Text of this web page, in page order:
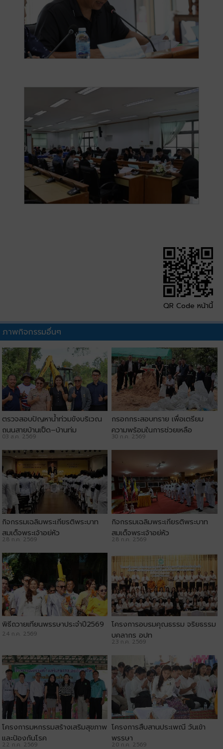
QR Code หน้านี้
ภาพกิจกรรมอื่นๆ
ตรวจสอบปัญหาน้ำท่วมขังบริเวณ
ถนนสายบ้านเป็ด–บ้านทุ่ม
03 ส.ค. 2569
กรอกกระสอบทราย เพื่อเตรียม
ความพร้อมในการช่วยเหลือ
ประชาชน
30 ก.ค. 2569
กิจกรรมเฉลิมพระเกียรติพระบาท
สมเด็จพระเจ้าอยู่หัว
28 ก.ค. 2569
กิจกรรมเฉลิมพระเกียรติพระบาท
สมเด็จพระเจ้าอยู่หัว
28 ก.ค. 2569
พิธีถวายเทียนพรรษาประจำปี2569
24 ก.ค. 2569
โครงการอบรมคุณธรรม จริยธรรม
บุคลากร อปท
23 ก.ค. 2569
โครงการมหกรรมสร้างเสริมสุขภาพ
และป้องกันโรค
22 ก.ค. 2569
โครงการสืบสานประเพณี วันเข้า
พรรษา
20 ก.ค. 2569